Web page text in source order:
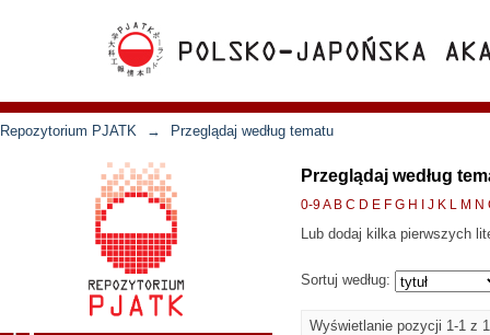
Repozytorium PJATK → Przeglądaj według tematu
Przeglądaj według
0-9A B C D E F G H J K L M N
Lub dodaj kilka pierwszych
Sortuj według:
Wyświetlanie pozycji 1-1 z 1